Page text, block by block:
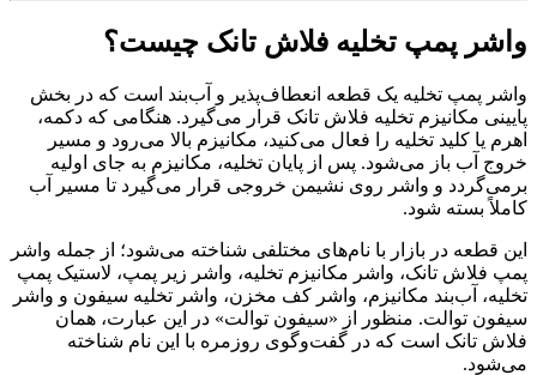
واشر پمپ تخلیه فلاش تانک چیست؟
واشر پمپ تخلیه یک قطعه انعطاف‌پذیر و آب‌بند است که در بخش
پایینی مکانیزم تخلیه فلاش تانک قرار می‌گیرد. هنگامی که دکمه،
اهرم یا کلید تخلیه را فعال می‌کنید، مکانیزم بالا می‌رود و مسیر
خروج آب باز می‌شود. پس از پایان تخلیه، مکانیزم به جای اولیه
برمی‌گردد و واشر روی نشیمن خروجی قرار می‌گیرد تا مسیر آب
کاملاً بسته شود.
این قطعه در بازار با نام‌های مختلفی شناخته می‌شود؛ از جمله واشر
پمپ فلاش تانک، واشر مکانیزم تخلیه، واشر زیر پمپ، لاستیک پمپ
تخلیه، آب‌بند مکانیزم، واشر کف مخزن، واشر تخلیه سیفون و واشر
سیفون توالت. منظور از «سیفون توالت» در این عبارت، همان
فلاش تانک است که در گفت‌وگوی روزمره با این نام شناخته
می‌شود.